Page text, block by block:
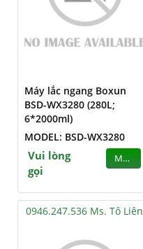
Máy lắc ngang Boxun
BSD-WX3280 (280L;
6*2000ml)
MODEL: BSD-WX3280
Vui lòng
gọi
MUA
0946.247.536 Ms. Tô Liên